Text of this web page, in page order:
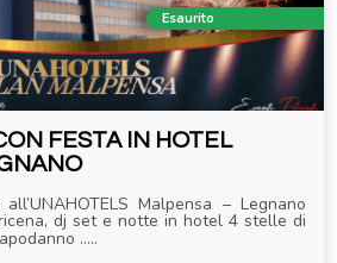
Esaurito
FESTA IN HOTEL
Malpensa – Legnano
dj set e notte in hotel 4 stelle di
.....